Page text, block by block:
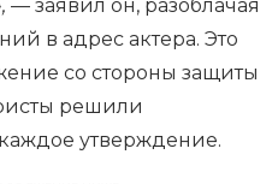
— заявил он, разоблачая
в адрес актера. Это
со стороны защиты
решили
утверждение.